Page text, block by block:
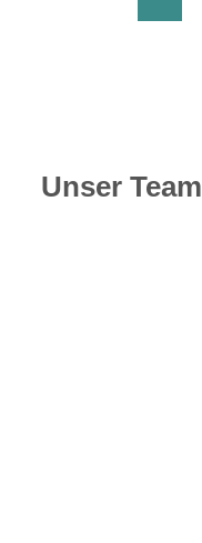
Unser Team